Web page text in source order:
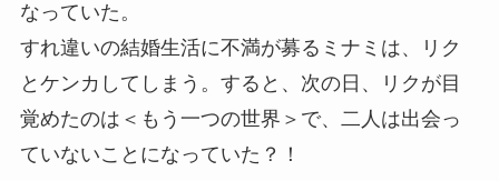
なっていた。
すれ違いの結婚生活に不満が募るミナミは、リク
とケンカしてしまう。すると、次の日、リクが目
覚めたのは＜もう一つの世界＞で、二人は出会っ
ていないことになっていた？！